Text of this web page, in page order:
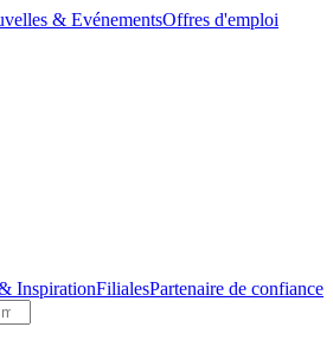
& EvénementsOffres d'emploi
InspirationFilialesPartenaire de confiance